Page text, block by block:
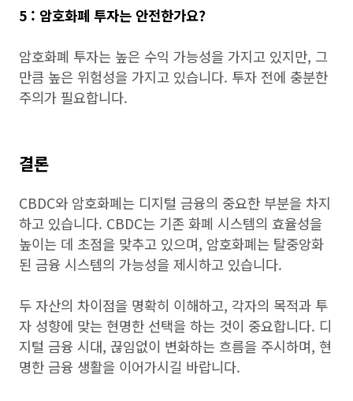
5 : 암호화폐 투자는 안전한가요?
암호화폐 투자는 높은 수익 가능성을 가지고 있지만, 그
만큼 높은 위험성을 가지고 있습니다. 투자 전에 충분한
주의가 필요합니다.
결론
CBDC와 암호화폐는 디지털 금융의 중요한 부분을 차지
하고 있습니다. CBDC는 기존 화폐 시스템의 효율성을
높이는 데 초점을 맞추고 있으며, 암호화폐는 탈중앙화
된 금융 시스템의 가능성을 제시하고 있습니다.
두 자산의 차이점을 명확히 이해하고, 각자의 목적과 투
자 성향에 맞는 현명한 선택을 하는 것이 중요합니다. 디
지털 금융 시대, 끊임없이 변화하는 흐름을 주시하며, 현
명한 금융 생활을 이어가시길 바랍니다.